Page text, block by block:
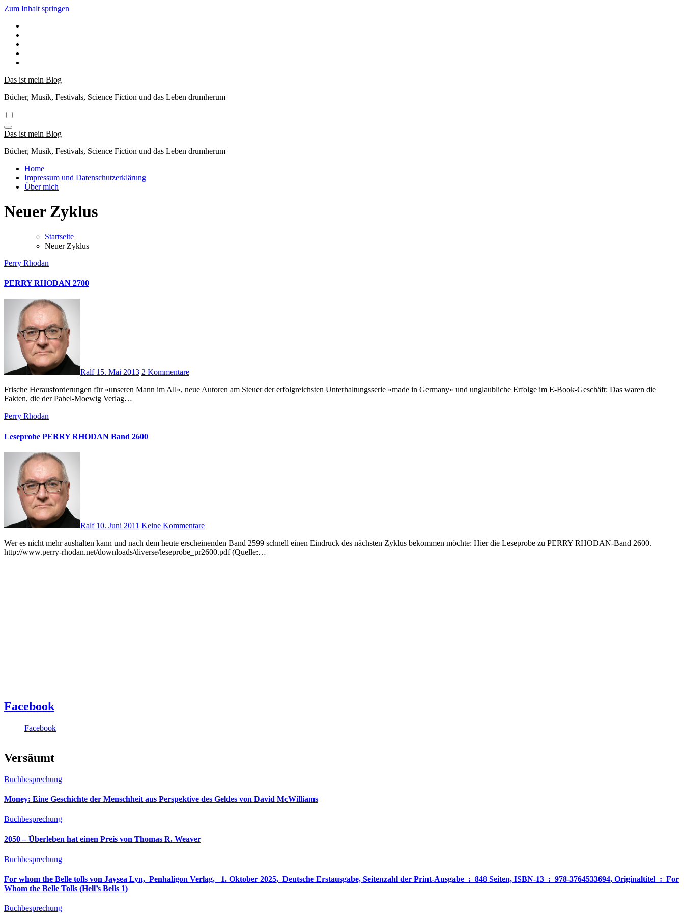
Zum Inhalt springen
Das ist mein Blog
Bücher, Musik, Festivals, Science Fiction und das Leben drumherum
Das ist mein Blog
Bücher, Musik, Festivals, Science Fiction und das Leben drumherum
Home
Impressum und Datenschutzerklärung
Über mich
Neuer Zyklus
Startseite
Neuer Zyklus
Perry Rhodan
PERRY RHODAN 2700
Ralf 15. Mai 2013 2 Kommentare
Frische Herausforderungen für »unseren Mann im All«, neue Autoren am Steuer der erfolgreichsten Unterhaltungsserie »made in Germany« und unglaubliche Erfolge im E-Book-Geschäft: Das waren die
Fakten, die der Pabel-Moewig Verlag…
Perry Rhodan
Leseprobe PERRY RHODAN Band 2600
Ralf 10. Juni 2011 Keine Kommentare
Wer es nicht mehr aushalten kann und nach dem heute erscheinenden Band 2599 schnell einen Eindruck des nächsten Zyklus bekommen möchte: Hier die Leseprobe zu PERRY RHODAN-Band 2600.
http://www.perry-rhodan.net/downloads/diverse/leseprobe_pr2600.pdf (Quelle:…
Facebook
Facebook
Versäumt
Buchbesprechung
Money: Eine Geschichte der Menschheit aus Perspektive des Geldes von David McWilliams
Buchbesprechung
2050 – Überleben hat einen Preis von Thomas R. Weaver
Buchbesprechung
For whom the Belle tolls von Jaysea Lyn, ‎ Penhaligon Verlag, ‎ 1. Oktober 2025, ‎ Deutsche Erstausgabe, Seitenzahl der Print-Ausgabe ‏ : ‎ 848 Seiten, ISBN-13 ‏ : ‎ 978-3764533694, Originaltitel ‏ : ‎ For
Whom the Belle Tolls (Hell’s Bells 1)
Buchbesprechung